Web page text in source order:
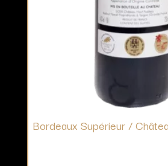
Bordeaux Supérieur /